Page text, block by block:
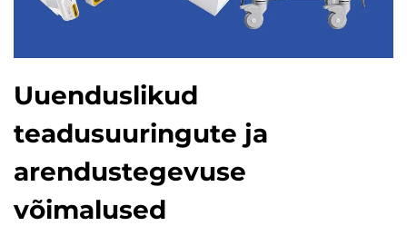
Uuenduslikud
teadusuuringute ja
arendustegevuse
võimalused